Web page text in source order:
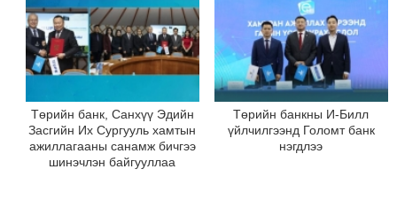
Төрийн банк, Санхүү Эдийн
Засгийн Их Сургууль хамтын
ажиллагааны санамж бичгээ
шинэчлэн байгууллаа
Төрийн банкны И-Билл
үйлчилгээнд Голомт банк
нэгдлээ